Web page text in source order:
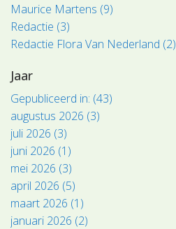
Maurice Martens (9)
Redactie (3)
Redactie Flora Van Nederland (2)
Jaar
Gepubliceerd in: (43)
augustus 2026 (3)
juli 2026 (3)
juni 2026 (1)
mei 2026 (3)
april 2026 (5)
maart 2026 (1)
januari 2026 (2)